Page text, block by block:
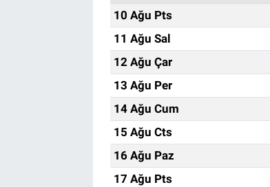
10 Ağu Pts
11 Ağu Sal
12 Ağu Çar
13 Ağu Per
14 Ağu Cum
15 Ağu Cts
16 Ağu Paz
17 Ağu Pts